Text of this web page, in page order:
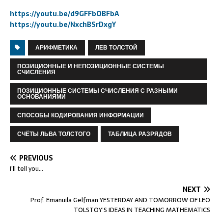
https://youtu.be/d9GFFbOBFbA
https://youtu.be/NxchBSrDxgY
АРИФМЕТИКА
ЛЕВ ТОЛСТОЙ
ПОЗИЦИОННЫЕ И НЕПОЗИЦИОННЫЕ СИСТЕМЫ
СЧИСЛЕНИЯ
ПОЗИЦИОННЫЕ СИСТЕМЫ СЧИСЛЕНИЯ С РАЗНЫМИ
ОСНОВАНИЯМИ
СПОСОБЫ КОДИРОВАНИЯ ИНФОРМАЦИИ
СЧЁТЫ ЛЬВА ТОЛСТОГО
ТАБЛИЦА РАЗРЯДОВ
PREVIOUS
I’ll tell you…
NEXT
Prof. Emanuila Gelfman YESTERDAY AND TOMORROW OF LEO
TOLSTOY’S IDEAS IN TEACHING MATHEMATICS